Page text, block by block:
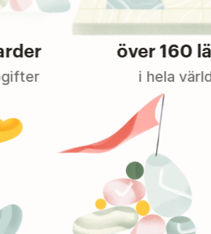
över 160 länder
i hela världen